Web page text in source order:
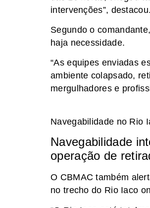
intervenções”, destacou.
Segundo o
haja necessidade.
“As equipes enviadas
ambiente colapsado,
mergulhadores e
Navegabilidade no Rio
Navegabilidade
operação de
O CBMAC também
no trecho do Rio Iaco